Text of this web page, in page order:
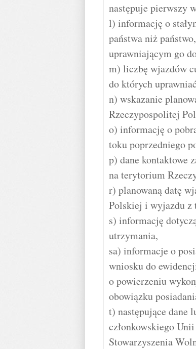
następuje pierwszy
l) informację o
państwa niż
uprawniającym go
m) liczbę wjazdów
do których
n) wskazanie
Rzeczypospolitej
o) informację o
toku poprzedniego
p) dane kontaktowe
na terytorium
r) planowaną datę
Polskiej i wyjazdu z
s) informację
utrzymania,
sa) informacje o
wniosku do
o powierzeniu
obowiązku
t) następujące dane
członkowskiego
Stowarzyszenia